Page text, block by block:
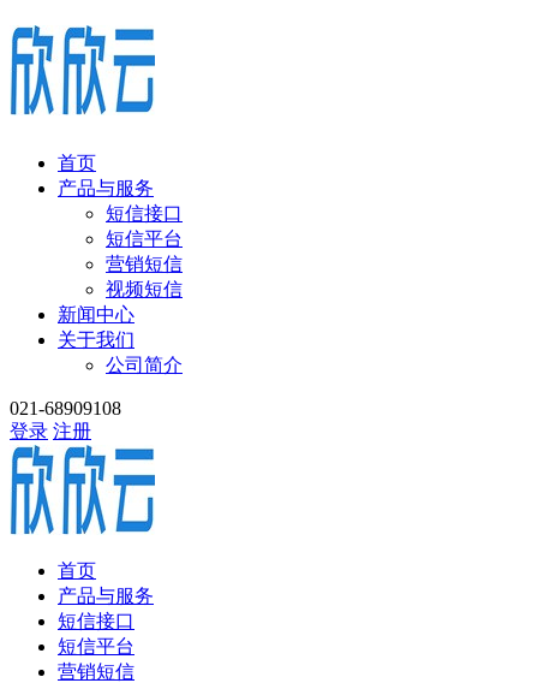
首页
产品与服务
短信接口
短信平台
营销短信
视频短信
新闻中心
关于我们
公司简介
021-68909108
登录 注册
首页
产品与服务
短信接口
短信平台
营销短信